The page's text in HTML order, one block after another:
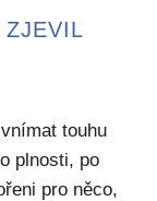
ZJEVIL
touhu
plnosti, po
pro něco,